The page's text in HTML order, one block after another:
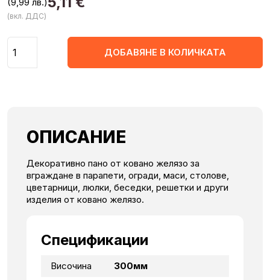
(9,99 лв.)
(вкл. ДДС)
ДОБАВЯНЕ В КОЛИЧКАТА
ОПИСАНИЕ
Декоративно пано от ковано желязо за
вграждане в парапети, огради, маси, столове,
цветарници, люлки, беседки, решетки и други
изделия от ковано желязо.
Спецификации
Височина
300мм